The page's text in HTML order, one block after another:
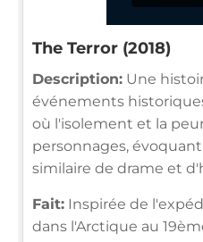
The Terror (2018)
Description: Une
événements
où l'isolement et la
personnages,
similaire de drame et
Fait: Inspirée de
dans l'Arctique au